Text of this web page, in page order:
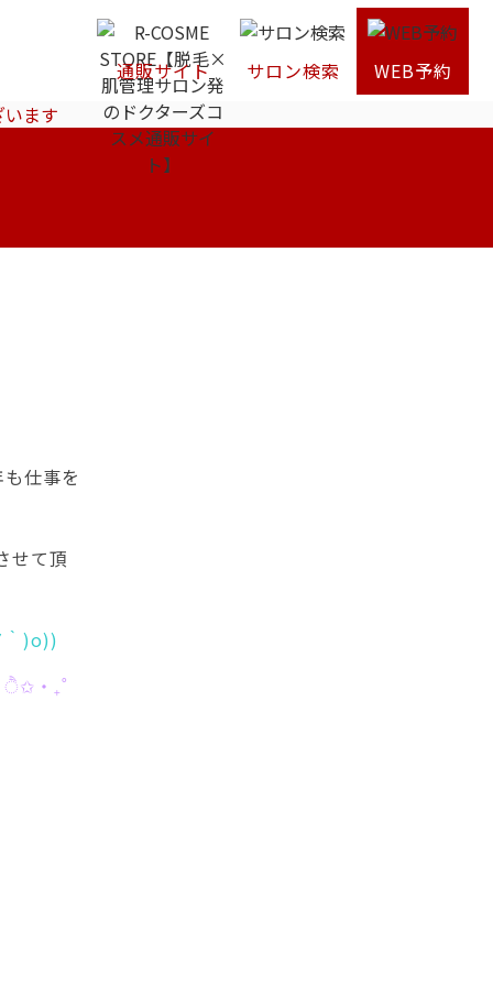
通販サイト サロン検索
WEB予約
ます
仕事を
せて頂
)o))
ੈ✩‧₊˚